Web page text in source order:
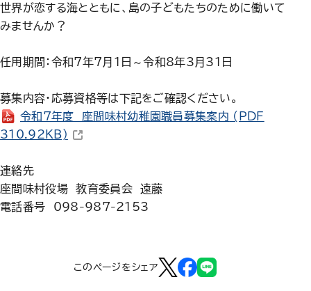
世界が恋する海とともに、島の子どもたちのために働いて
みませんか？
任用期間：令和7年7月1日～令和8年3月31日
募集内容・応募資格等は下記をご確認ください。
令和7年度 座間味村幼稚園職員募集案内 (PDF
310.92KB) （新しいウィンドウで開きます）
連絡先
座間味村役場 教育委員会 遠藤
電話番号 098-987-2153
このページをシェア